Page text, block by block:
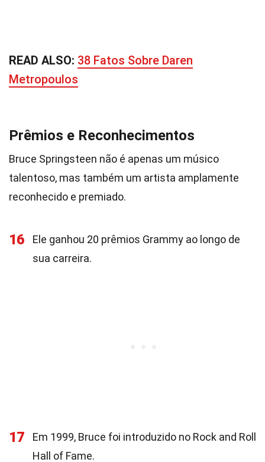
READ ALSO: 38 Fatos Sobre Daren
Metropoulos
Prêmios e Reconhecimentos
Bruce Springsteen não é apenas um músico
talentoso, mas também um artista amplamente
reconhecido e premiado.
16
Ele ganhou 20 prêmios Grammy ao longo de
sua carreira.
17
Em 1999, Bruce foi introduzido no Rock and Roll
Hall of Fame.